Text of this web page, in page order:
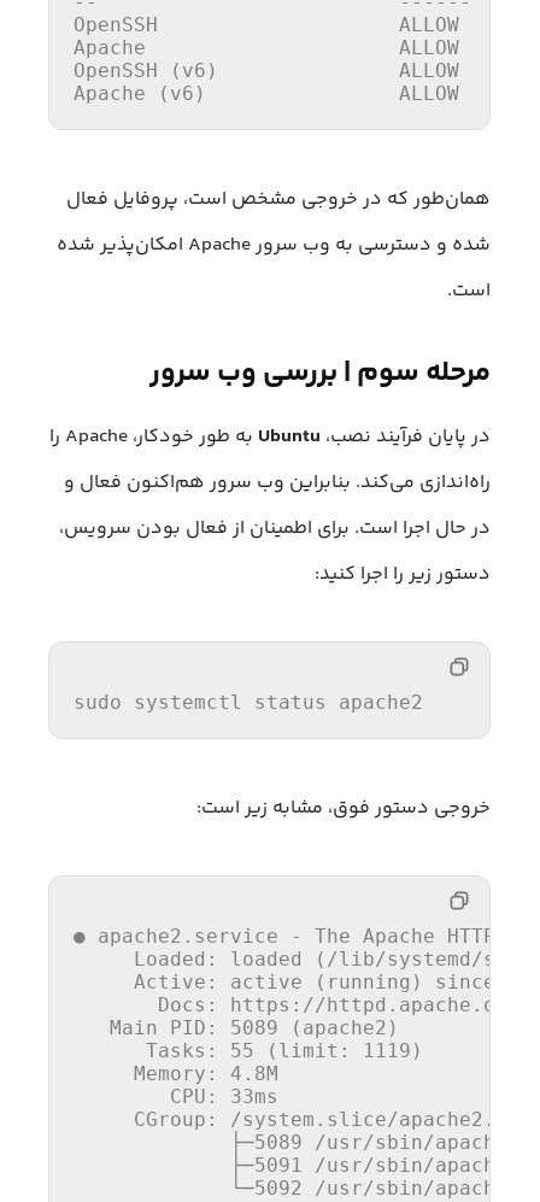
OpenSSH
Apache
OpenSSH
( v6 )               ALLOW
Apache ( v6 )                ALLOW
همان‌طور که در خروجی مشخص است، پروفایل فعال
شده و دسترسی به وب سرور Apache امکان‌پذیر شده
است.
مرحله سوم | بررسی وب سرور
در پایان فرآیند نصب، Ubuntu
به طور خودکار، Apache را
راه‌اندازی می‌کند. بنابراین وب سرور هم‌اکنون فعال و
در حال اجرا است. برای اطمینان از فعال بودن سرویس،
دستور زیر را اجرا کنید:
sudo systemctl status apache2
خروجی دستور فوق، مشابه زیر است:
● apache2.service - The Apache HTTP
     Loaded: loaded (
/lib/systemd /
Active: active (running) since
       Docs: https:
// httpd.apache.org
   Main PID:
5089 (apache2)
      Tasks:
55 (limit: 1119 )
     Memory:
4.8M
        CPU:
33ms
     CGroup:
/system.slice/
             ├─
5089 /usr/sbin/
             ├─
5091 /usr/sbin/
             └─
5092 /usr/sbin/